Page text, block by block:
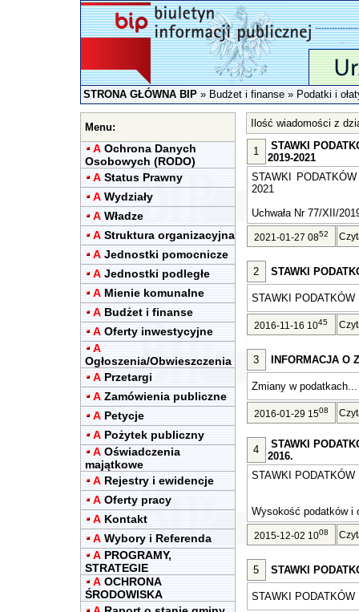
STRONA GŁÓWNA BIP»Budżet i finanse»Podatki i
Menu:
A Ochrona Danych
Osobowych (RODO)
A Status Prawny
A Wydziały
A Władze
A Struktura organizacyjna
A Jednostki pomocnicze
A Jednostki podległe
A Mienie komunalne
A Budżet i finanse
A Oferty inwestycyjne
A
Ogłoszenia/Obwieszczenia
A Przetargi
A Zamówienia publiczne
A Petycje
A Pożytek publiczny
A Oświadczenia
majątkowe
A Rejestry i ewidencje
A Oferty pracy
A Kontakt
A Wybory i Referenda
A PROGRAMY,
STRATEGIE
A OCHRONA
ŚRODOWISKA
Ilość wiadomości z
1
STAWKI
2019-2021
STAWKI
2021
Uchwała Nr 77/XII/
2021-01-27 0852
2 STAWKI
STAWKI
2016-11-16 1045
3 INFORMACJA O
Zmiany w podatkach...
2016-01-29 1508
4
STAWKI
2016.
STAWKI
Wysokość podatków i
2015-12-02 1008
5 STAWKI
STAWKI